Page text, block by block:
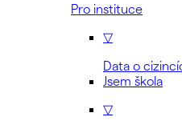
Pro instituce
▽
Data o
Jsem škola
▽